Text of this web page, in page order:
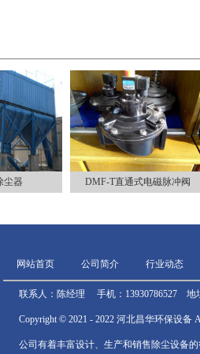
尘器 DMF-T直通式电磁脉冲阀
网站首页 公司简介 行业动态
联系人：陈经理 手机：13930786527 地
Copyright © 2021 - 2022 河北昌华环保设备
公司有着丰富设计、生产和销售除尘设备